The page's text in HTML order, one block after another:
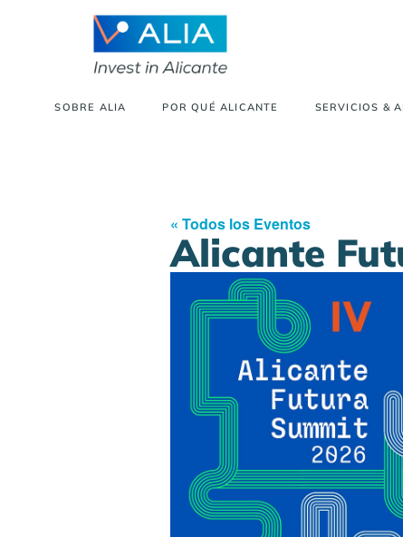
SOBRE ALIA POR QUÉ ALICANTE SERVICIOS &
« Todos los Eventos
Alicante